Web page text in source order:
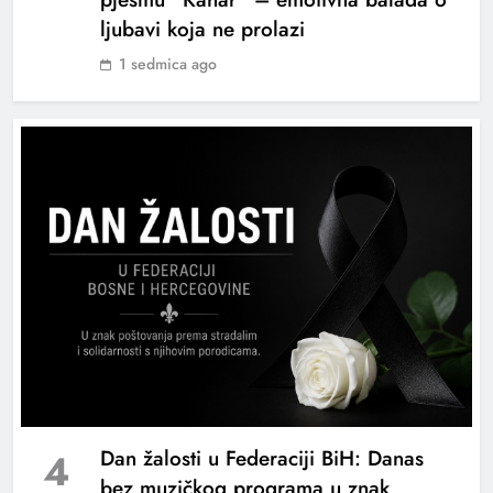
„Stakleni grad“ objavio bendovski spot za
pjesmu „Tebe sanjati“
ljubavi koja ne prolazi
1 sedmica ago
4
Dan žalosti u Federaciji BiH: Danas